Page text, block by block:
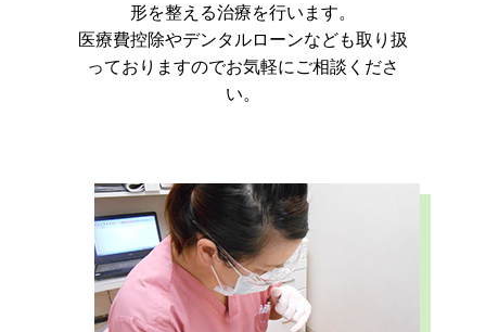
形を整える治療を行います。
医療費控除やデンタルローンなども取り扱
っておりますのでお気軽にご相談くださ
い。